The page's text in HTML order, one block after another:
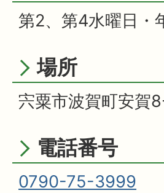
第2、第4水曜日・
場所
宍粟市波賀町安賀
電話番号
0790-75-3999